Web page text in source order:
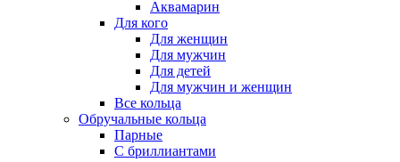
Аквамарин
Для кого
Для женщин
Для мужчин
Для детей
Для мужчин и женщин
Все кольца
Обручальные кольца
Парные
С бриллиантами